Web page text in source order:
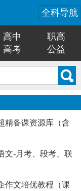
全科导航
高中
职高
高考 公益
精备课资源库（含
文-月考、段考、联
作文培优教程（课